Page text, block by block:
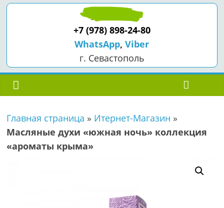
+7 (978) 898-24-80
WhatsApp,Viber
г. Севастополь
Главная страница » Итернет-Магазин »
Масляные духи «южная ночь» коллекция
«ароматы крыма»